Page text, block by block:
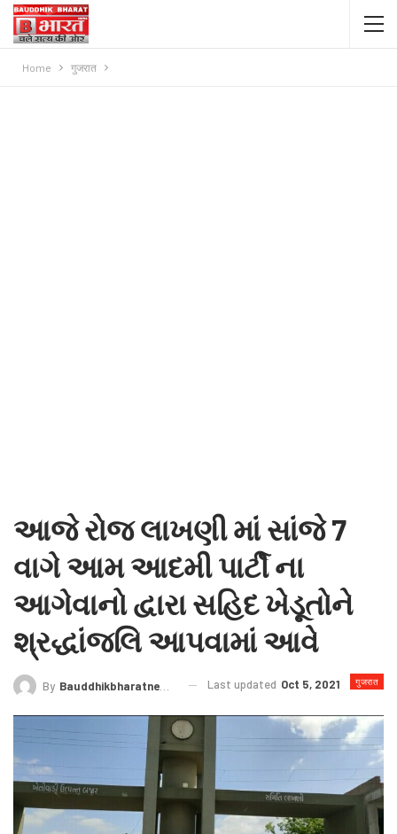
Home गुजरात
આજે રોજ લાખણી માં સાંજે 7
વાગે આમ આદમી પાર્ટી ના
આગેવાનો દ્વારા સહિદ ખેડૂતોને
શ્રદ્ધાંજલિ આપવામાં આવે
गुजरात
By Bauddhikbharatnews@gmail.com Last updated Oct 5, 2021